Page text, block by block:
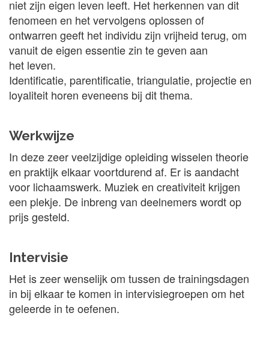
niet zijn eigen leven leeft. Het herkennen van dit
fenomeen en het vervolgens oplossen of
ontwarren geeft het individu zijn vrijheid terug, om
vanuit de eigen essentie zin te geven aan
het leven.
Identificatie, parentificatie, triangulatie, projectie en
loyaliteit horen eveneens bij dit thema.
Werkwijze
In deze zeer veelzijdige opleiding wisselen theorie
en praktijk elkaar voortdurend af. Er is aandacht
voor lichaamswerk. Muziek en creativiteit krijgen
een plekje. De inbreng van deelnemers wordt op
prijs gesteld.
Intervisie
Het is zeer wenselijk om tussen de trainingsdagen
in bij elkaar te komen in intervisiegroepen om het
geleerde in te oefenen.